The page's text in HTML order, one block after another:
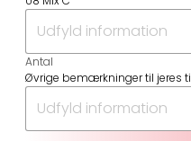
Antal
Øvrige bemærkninger til jeres